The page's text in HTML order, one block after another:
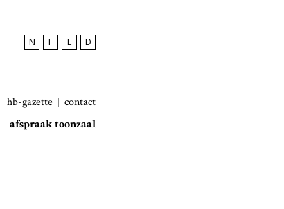
N F E D
hb-gazette
contact
afspraak toonzaal